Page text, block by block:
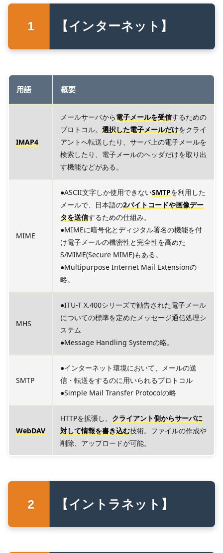
【インターネット】
用語 概要
IMAP4
メールサーバから電子メールを受信するための
プロトコル。 選択した電子メールだけをクライ
アントへ転送したり、サーバ上の電子メールを
検索したり、電子メールのヘッダだけを取り出
す機能などがある。
MIME
●ASCII文字しか使用できないSMTPを利用した
メールで、日本語の2バイトコードや画像デー
タを送信するための仕組み。
●MIMEに暗号化とディジタル署名の機能を付
け電子メールの機密性と完全性を高めた
S/MIME(Secure MIME)もある。
●Multipurpose Internet Mail Extensionの
略。
MHS
●ITU-T X.400シリーズで勧告された電子メール
についての標準を定めたメッセージ通信処理シ
ステム
●Message Handling Systemの略。
SMTP
●インターネット環境において、メールの送
信・転送をするのに用いられるプロトコル
●Simple Mail Transfer Protocolの略
WebDAV
HTTPを拡張し、 クライアント側からサーバに
対して情報を書き込む技術。ファイルの作成や
削除、アップロードが可能。
【イントラネット】